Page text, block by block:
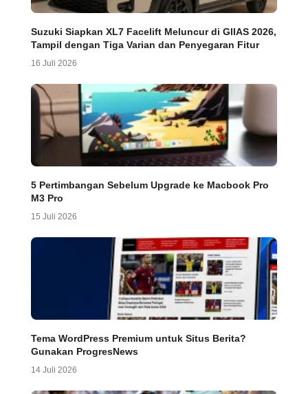
Suzuki Siapkan XL7 Facelift Meluncur di GIIAS 2026,
Tampil dengan Tiga Varian dan Penyegaran Fitur
16 Juli 2026
5 Pertimbangan Sebelum Upgrade ke Macbook Pro
M3 Pro
15 Juli 2026
Tema WordPress Premium untuk Situs Berita?
Gunakan ProgresNews
14 Juli 2026